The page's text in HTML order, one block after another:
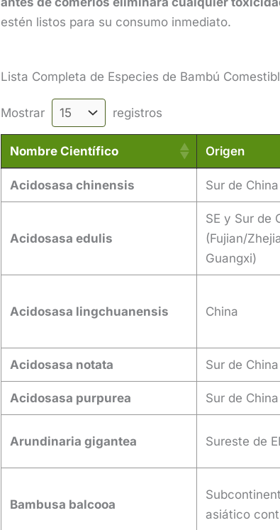
estén listos para su consumo inmediato.
Lista Completa de Especies de Bambú
Mostrar registros
Nombre Científico Origen
Nombre Científico
Origen
Acidosasa chinensis Sur de China
Acidosasa edulis
SE y Sur de
(Fujian/
Guangxi)
Acidosasa lingchuanensis China
Acidosasa notata Sur de China
Acidosasa purpurea Sur de China
Arundinaria gigantea Sureste de
Bambusa balcooa
asiático